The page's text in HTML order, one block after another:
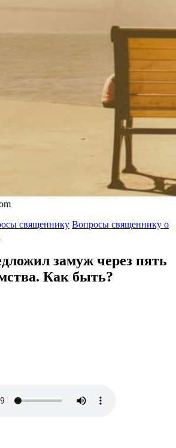
священнику Вопросы священнику о
замуж через пять
Как быть?